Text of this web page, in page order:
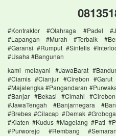
#Kontraktor #Olahraga #Padel
#Lapangan #Murah #Terbaik
#Garansi #Rumput #Sintetis
#Usaha #Bangunan
kami melayani #JawaBarat
#Ciamis #Cianjur #Cirebon #Garut
#Majalengka #Pangandaran
#Banjar #Bekasi #Cimahi
#JawaTengah #Banjarnegara
#Brebes #Cilacap #Demak
#Klaten #Kudus #Magelang #Pati
#Purworejo #Rembang